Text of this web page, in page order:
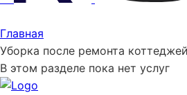
Главная
Уборка после ремонта коттеджей
В этом разделе пока нет услуг